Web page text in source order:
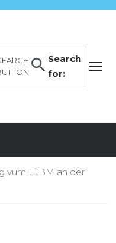
Search
for:
vum LJBM an der